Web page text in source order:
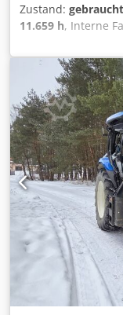
Zustand: gebraucht
11.659 h, Interne
Verfügung auf
unter: * Golec
Bulgarisch,
Russisch,
Gerne nehmen wir
Finanzierung
Spanish, Polnisch,
Dkodpsyzk Iusfx